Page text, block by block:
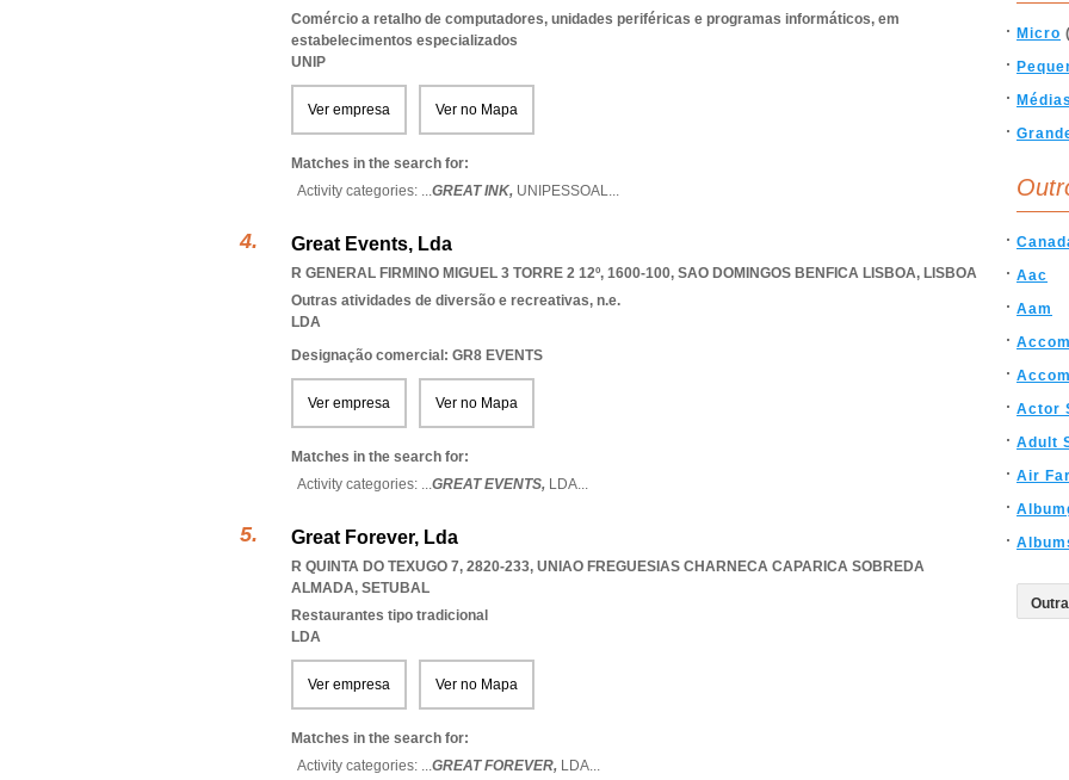
Comércio a retalho de computadores, unidades periféricas e programas informáticos, em
estabelecimentos especializados
UNIP
Ver empresa Ver no Mapa
Matches in the search for:
Activity categories: ...GREAT INK, UNIPESSOAL...
Great Events, Lda
R GENERAL FIRMINO MIGUEL 3 TORRE 2 12º, 1600-100, SAO DOMINGOS BENFICA LISBOA, LISBOA
Outras atividades de diversão e recreativas, n.e.
LDA
Designação comercial: GR8 EVENTS
Ver empresa Ver no Mapa
Matches in the search for:
Activity categories: ...GREAT EVENTS, LDA...
Great Forever, Lda
R QUINTA DO TEXUGO 7, 2820-233, UNIAO FREGUESIAS CHARNECA CAPARICA SOBREDA
ALMADA, SETUBAL
Restaurantes tipo tradicional
LDA
Ver empresa Ver no Mapa
Matches in the search for:
Activity categories: ...GREAT FOREVER, LDA...
Micro
Aac
Aam
Actor
Adult
Air